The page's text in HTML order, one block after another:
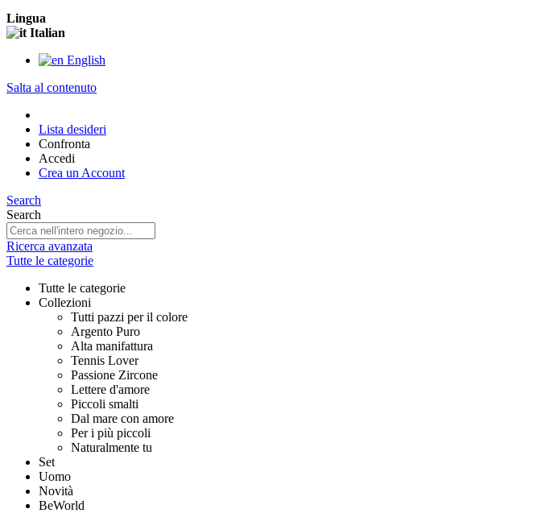
Lingua
Italian
English
Salta al contenuto
Lista desideri
Confronta
Accedi
Crea un Account
Search
Search
Ricerca avanzata
Tutte le categorie
Tutte le categorie
Collezioni
Tutti pazzi per il colore
Argento Puro
Alta manifattura
Tennis Lover
Passione Zircone
Lettere d'amore
Piccoli smalti
Dal mare con amore
Per i più piccoli
Naturalmente tu
Set
Uomo
Novità
BeWorld